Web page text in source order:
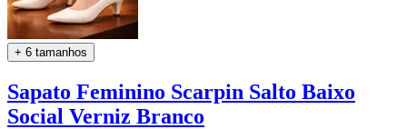
+ 6 tamanhos
Sapato Feminino Scarpin Salto Baixo
Social Verniz Branco